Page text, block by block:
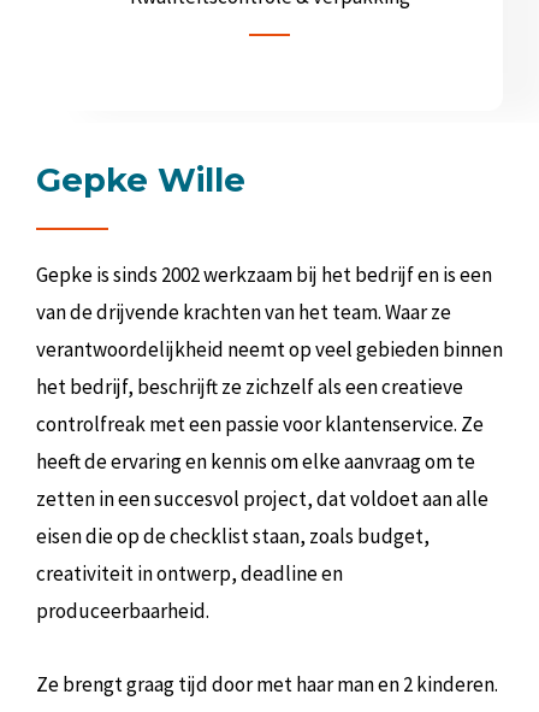
Gepke Wille
Gepke is sinds 2002 werkzaam bij het bedrijf en is een
van de drijvende krachten van het team. Waar ze
verantwoordelijkheid neemt op veel gebieden binnen
het bedrijf, beschrijft ze zichzelf als een creatieve
controlfreak met een passie voor klantenservice. Ze
heeft de ervaring en kennis om elke aanvraag om te
zetten in een succesvol project, dat voldoet aan alle
eisen die op de checklist staan, zoals budget,
creativiteit in ontwerp, deadline en
produceerbaarheid.
Ze brengt graag tijd door met haar man en 2 kinderen.